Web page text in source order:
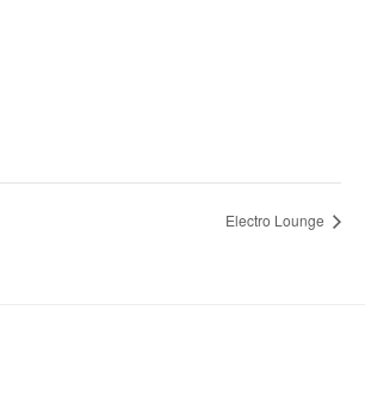
Electro Lounge